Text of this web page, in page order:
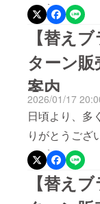
えブラシ」の
売しておりま
内させて頂
らで開催中＞
fire.jp/projects/
（※ミニマルソ
のご購入もオ
す。）この機
利用下さいま
き、ミニマ
うぞよろしく
【替え
ターン
案内
2026/01/17
日頃より、多
りがとうござ
えブラシ」の
売しておりま
内させて頂き
【替え